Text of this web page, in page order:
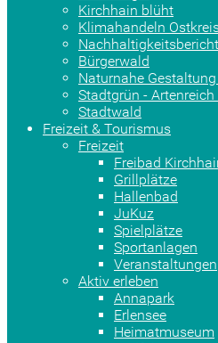
Kirchhain blüht
Klimahandeln
Bürgerwald
Naturnahe
Stadtgrün -
Stadtwald
Freizeit & Tourismus
Freizeit
Freibad
Grillplätze
Hallenbad
JuKuz
Spielplätze
Sportanlagen
Veranstaltungen
Aktiv erleben
Annapark
Erlensee
Heimatmuseum